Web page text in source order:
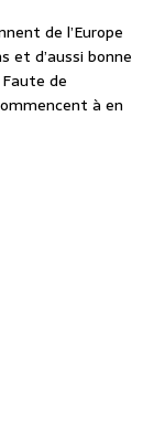
de l’Europe
et d’aussi bonne
de
à en